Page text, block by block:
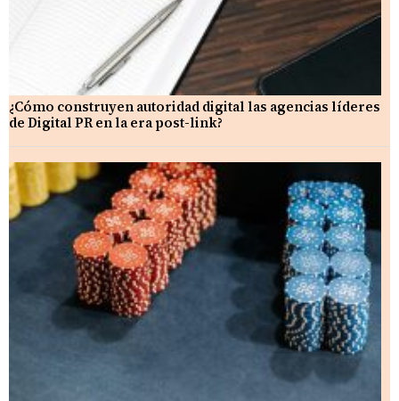
¿Cómo construyen autoridad digital las agencias líderes
de Digital PR en la era post-link?